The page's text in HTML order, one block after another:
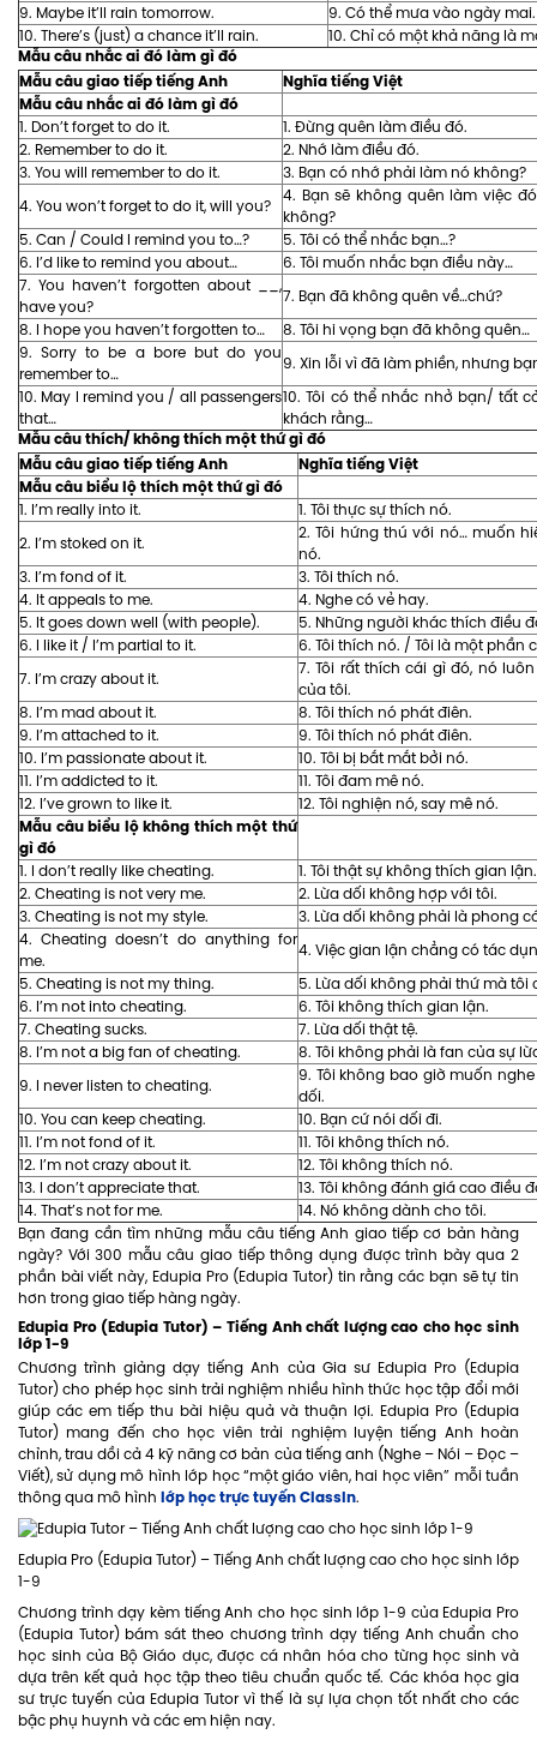
9. Maybe it’ll rain tomorrow.
9. Có thể mưa vào ngày mai.
10. There’s (just) a chance it’ll rain.
10. Chỉ có một khả năng là
Mẫu câu nhắc ai đó làm gì đó
Mẫu câu giao tiếp tiếng Anh
Nghĩa tiếng Việt
Mẫu câu nhắc ai đó làm gì đó
1. Don’t forget to do it.
1. Đừng quên làm điều đó.
2. Remember to do it.
2. Nhớ làm điều đó.
3. You will remember to do it.
3. Bạn có nhớ phải làm nó không?
4. You won’t forget to do it, will you? 4. Bạn sẽ không quên làm việc
không?
5. Can / Could I remind you to…?
5. Tôi có thể nhắc bạn…?
6. I’d like to remind you about…
6. Tôi muốn nhắc bạn điều này…
7. You haven’t forgotten about __,
have you?
7. Bạn đã không quên về…chứ?
8. I hope you haven’t forgotten to…
8. Tôi hi vọng bạn đã không quên…
9. Sorry to be a bore but do you
remember to…
9. Xin lỗi vì đã làm phiền, nhưng
10. May I remind you / all passengers
that…
10. Tôi có thể nhắc nhở bạn/ tất
khách rằng…
Mẫu câu thích/ không thích một thứ gì đó
Mẫu câu giao tiếp tiếng Anh
Nghĩa tiếng Việt
Mẫu câu biểu lộ thích một thứ gì đó
1. I’m really into it.
1. Tôi thực sự thích nó.
2. I’m stoked on it.
2. Tôi hứng thú với nó… muốn
nó.
3. I’m fond of it.
3. Tôi thích nó.
4. It appeals to me.
4. Nghe có vẻ hay.
5. It goes down well (with people).
5. Những người khác thích điều
6. I like it / I’m partial to it.
6. Tôi thích nó. / Tôi là một phần
7. I’m crazy about it.
7. Tôi rất thích cái gì đó, nó
của tôi.
8. I’m mad about it.
8. Tôi thích nó phát điên.
9. I’m attached to it.
9. Tôi thích nó phát điên.
10. I’m passionate about it.
10. Tôi bị bắt mắt bởi nó.
11. I’m addicted to it.
11. Tôi đam mê nó.
12. I’ve grown to like it.
12. Tôi nghiện nó, say mê nó.
Mẫu câu biểu lộ không thích một thứ
gì đó
1. I don’t really like cheating.
1. Tôi thật sự không thích gian lận.
2. Cheating is not very me.
2. Lừa dối không hợp với tôi.
3. Cheating is not my style.
3. Lừa dối không phải là phong
4. Cheating doesn’t do anything for
me.
4. Việc gian lận chẳng có tác
5. Cheating is not my thing.
5. Lừa dối không phải thứ mà tôi
6. I’m not into cheating.
6. Tôi không thích gian lận.
7. Cheating sucks.
7. Lừa dối thật tệ.
8. I’m not a big fan of cheating.
8. Tôi không phải là fan của sự
9. I never listen to cheating.
9. Tôi không bao giờ muốn
dối.
10. You can keep cheating.
10. Bạn cứ nói dối đi.
11. I’m not fond of it.
11. Tôi không thích nó.
12. I’m not crazy about it.
12. Tôi không thích nó.
13. I don’t appreciate that.
13. Tôi không đánh giá cao điều
14. That’s not for me.
14. Nó không dành cho tôi.
Bạn đang cần tìm những mẫu câu tiếng Anh giao tiếp cơ bản hàng
ngày? Với 300 mẫu câu giao tiếp thông dụng được trình bày qua 2
phần bài viết này, Edupia Pro (Edupia Tutor) tin rằng các bạn sẽ tự tin
hơn trong giao tiếp hàng ngày.
Edupia Pro (Edupia Tutor) – Tiếng Anh chất lượng cao cho học sinh
lớp 1-9
Chương trình giảng dạy tiếng Anh của Gia sư Edupia Pro (Edupia
Tutor) cho phép học sinh trải nghiệm nhiều hình thức học tập đổi mới
giúp các em tiếp thu bài hiệu quả và thuận lợi. Edupia Pro (Edupia
Tutor) mang đến cho học viên trải nghiệm luyện tiếng Anh hoàn
chỉnh, trau dồi cả 4 kỹ năng cơ bản của tiếng anh (Nghe – Nói – Đọc –
Viết), sử dụng mô hình lớp học “một giáo viên, hai học viên” mỗi tuần
thông qua mô hình lớp học trực tuyến ClassIn.
Edupia Pro (Edupia Tutor) – Tiếng Anh chất lượng cao cho học sinh lớp
1-9
Chương trình dạy kèm tiếng Anh cho học sinh lớp 1-9 của Edupia Pro
(Edupia Tutor) bám sát theo chương trình dạy tiếng Anh chuẩn cho
học sinh của Bộ Giáo dục, được cá nhân hóa cho từng học sinh và
dựa trên kết quả học tập theo tiêu chuẩn quốc tế. Các khóa học gia
sư trực tuyến của Edupia Tutor vì thế là sự lựa chọn tốt nhất cho các
bậc phụ huynh và các em hiện nay.